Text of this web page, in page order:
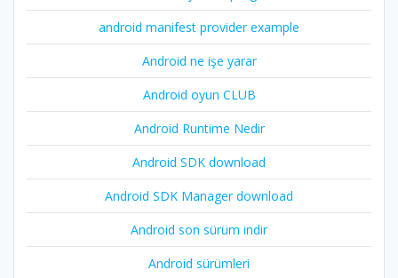
android manifest provider example
Android ne işe yarar
Android oyun CLUB
Android Runtime Nedir
Android SDK download
Android SDK Manager download
Android son sürüm indir
Android sürümleri